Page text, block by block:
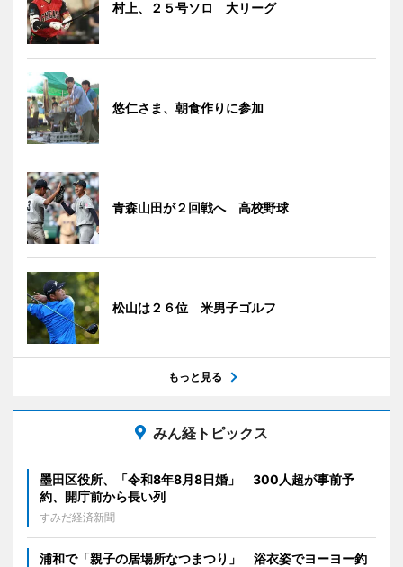
村上、２５号ソロ 大リーグ
悠仁さま、朝食作りに参加
青森山田が２回戦へ 高校野球
松山は２６位 米男子ゴルフ
もっと見る
みん経トピックス
墨田区役所、「令和8年8月8日婚」 300人超が事前予
約、開庁前から長い列
すみだ経済新聞
浦和で「親子の居場所なつまつり」 浴衣姿でヨーヨー釣